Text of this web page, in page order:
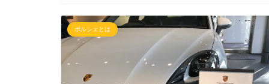
ポルシェとは